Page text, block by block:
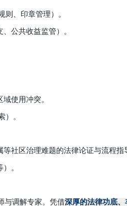
则、印章管理）。
公共收益监管）。
使用冲突。
）。
社区治理难题的法律论证与流程指
。
与调解专家。凭借深厚的法律功底